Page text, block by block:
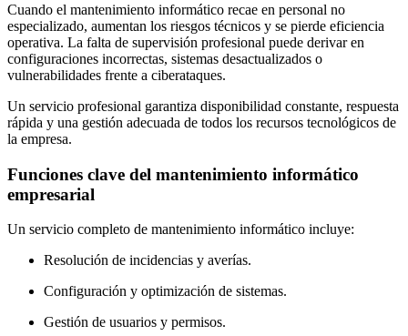
Cuando el mantenimiento informático recae en personal no
especializado, aumentan los riesgos técnicos y se pierde eficiencia
operativa. La falta de supervisión profesional puede derivar en
configuraciones incorrectas, sistemas desactualizados o
vulnerabilidades frente a ciberataques.
Un servicio profesional garantiza disponibilidad constante, respuesta
rápida y una gestión adecuada de todos los recursos tecnológicos de
la empresa.
Funciones clave del mantenimiento informático
empresarial
Un servicio completo de mantenimiento informático incluye:
Resolución de incidencias y averías.
Configuración y optimización de sistemas.
Gestión de usuarios y permisos.